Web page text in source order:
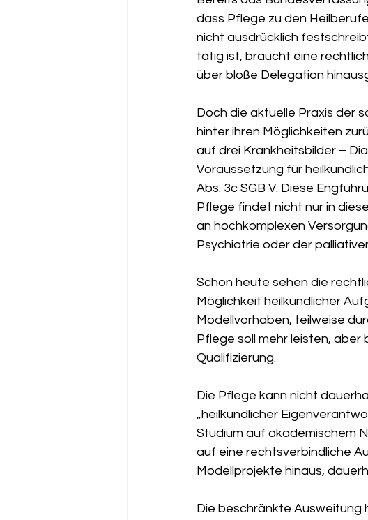
dass Pflege zu den
nicht ausdrücklich
tätig ist, braucht eine
über bloße Delegation
Doch die aktuelle Praxis der
hinter ihren Möglichkeiten
auf drei Krankheitsbilder –
Voraussetzung für
Abs. 3c SGB V. Diese
Pflege findet nicht nur in
an hochkomplexen
Psychiatrie oder der
Schon heute sehen die
Möglichkeit heilkundlicher
Modellvorhaben, teilweise
Pflege soll mehr leisten, aber
Qualifizierung.
Die Pflege kann nicht
„heilkundlicher
Studium auf akademischem
auf eine rechtsverbindliche
Modellprojekte hinaus,
Die beschränkte Ausweitung